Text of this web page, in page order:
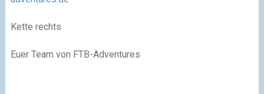
Kette rechts
Euer Team von FTB-Adventures